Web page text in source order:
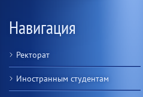
Навигация
Ректорат
Иностранным студентам